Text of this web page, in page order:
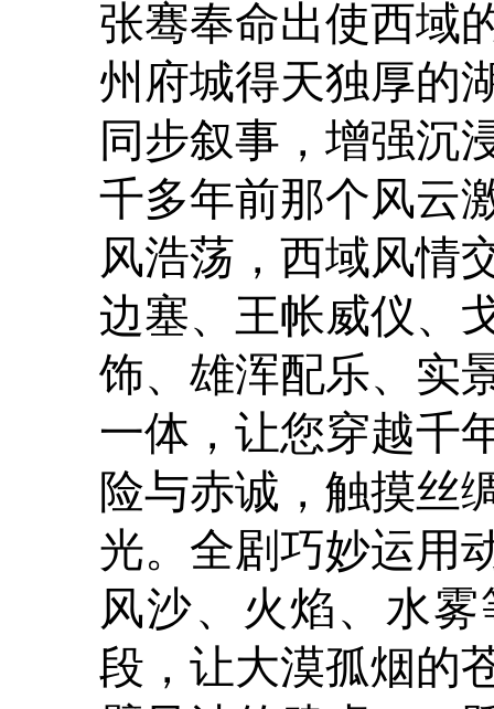
张骞奉命出使西域
州府城得天独厚的
同步叙事，增强沉
千多年前那个风云
风浩荡，西域风情
边塞、王帐威仪、
饰、雄浑配乐、实
一体，让您穿越千
险与赤诚，触摸丝
光。全剧巧妙运用
风沙、火焰、水
段，让大漠孤烟的